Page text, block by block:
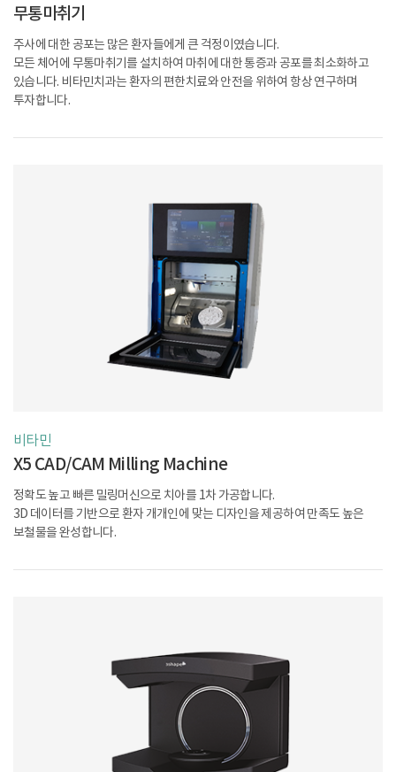
무통마취기
주사에 대한 공포는 많은 환자들에게 큰 걱정이였습니다.
모든 체어에 무통마취기를 설치하여 마취에 대한 통증과 공포를 최소화하고
있습니다. 비타민치과는 환자의 편한치료와 안전을 위하여 항상 연구하며
투자합니다.
비타민
X5 CAD/CAM Milling Machine
정확도 높고 빠른 밀링머신으로 치아를 1차 가공합니다.
3D 데이터를 기반으로 환자 개개인에 맞는 디자인을 제공하여 만족도 높은
보철물을 완성합니다.